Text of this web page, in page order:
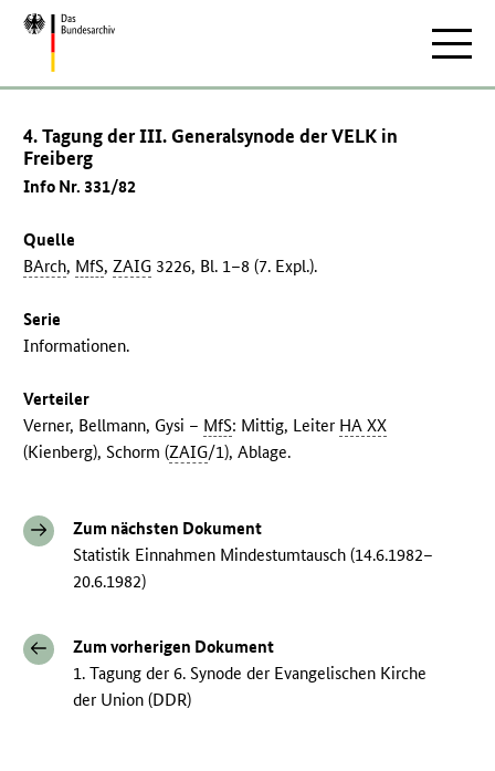
Zur
4. Tagung der III. Generalsynode der VELK in
Freiberg
Info Nr. 331/82
Quelle
BArch, MfS,ZAIG 3226, Bl. 1–8 (7. Expl.).
Serie
Informationen.
Verteiler
Verner, Bellmann, Gysi – MfS: Mittig, Leiter HA XX
(Kienberg), Schorm (ZAIG/1), Ablage.
Zum nächsten Dokument
Statistik Einnahmen Mindestumtausch (14.6.1982–
20.6.1982)
Zum vorherigen Dokument
1. Tagung der 6. Synode der Evangelischen Kirche
der Union (DDR)